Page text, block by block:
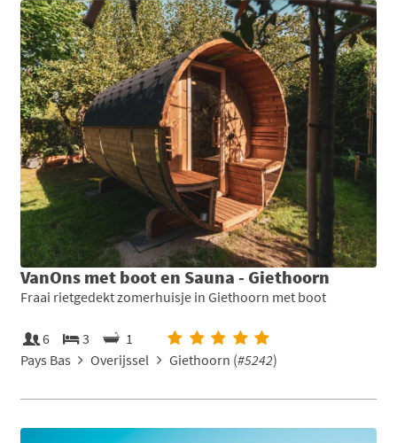
VanOns met boot en Sauna - Giethoorn
Fraai rietgedekt zomerhuisje in Giethoorn met boot
6 3
1
Pays Bas
Overijssel Giethoorn (#5242)